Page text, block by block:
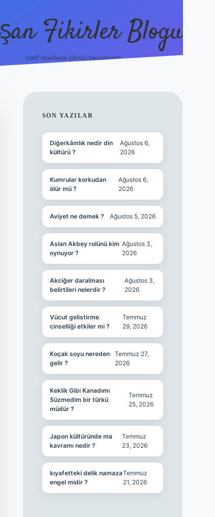
Fikirler Blogu
Hafif önerilerle zihnini havalandır!
SIDEBAR
SON YAZILAR
Diğerkâmlık nedir din
kültürü ?
Ağustos 6,
2026
Kumrular korkudan
ölür mü ?
Ağustos 6,
2026
Aviyet ne demek ? Ağustos 5, 2026
Aslan Akbey rolünü kim
oynuyor ?
Ağustos 3,
2026
Akciğer daralması
belirtileri nelerdir ?
Ağustos 3,
2026
Vücut gelistirme
cinselliği etkiler mi ?
Temmuz
29, 2026
Koçak soyu nereden
gelir ?
Temmuz 27,
2026
Keklik Gibi Kanadımı
Süzmedim bir türkü
müdür ?
Temmuz
25, 2026
Japon kültüründe ma
kavramı nedir ?
Temmuz
23, 2026
kıyafetteki delik namaza
engel midir ?
Temmuz
21, 2026
hiltonbet güncel giriş